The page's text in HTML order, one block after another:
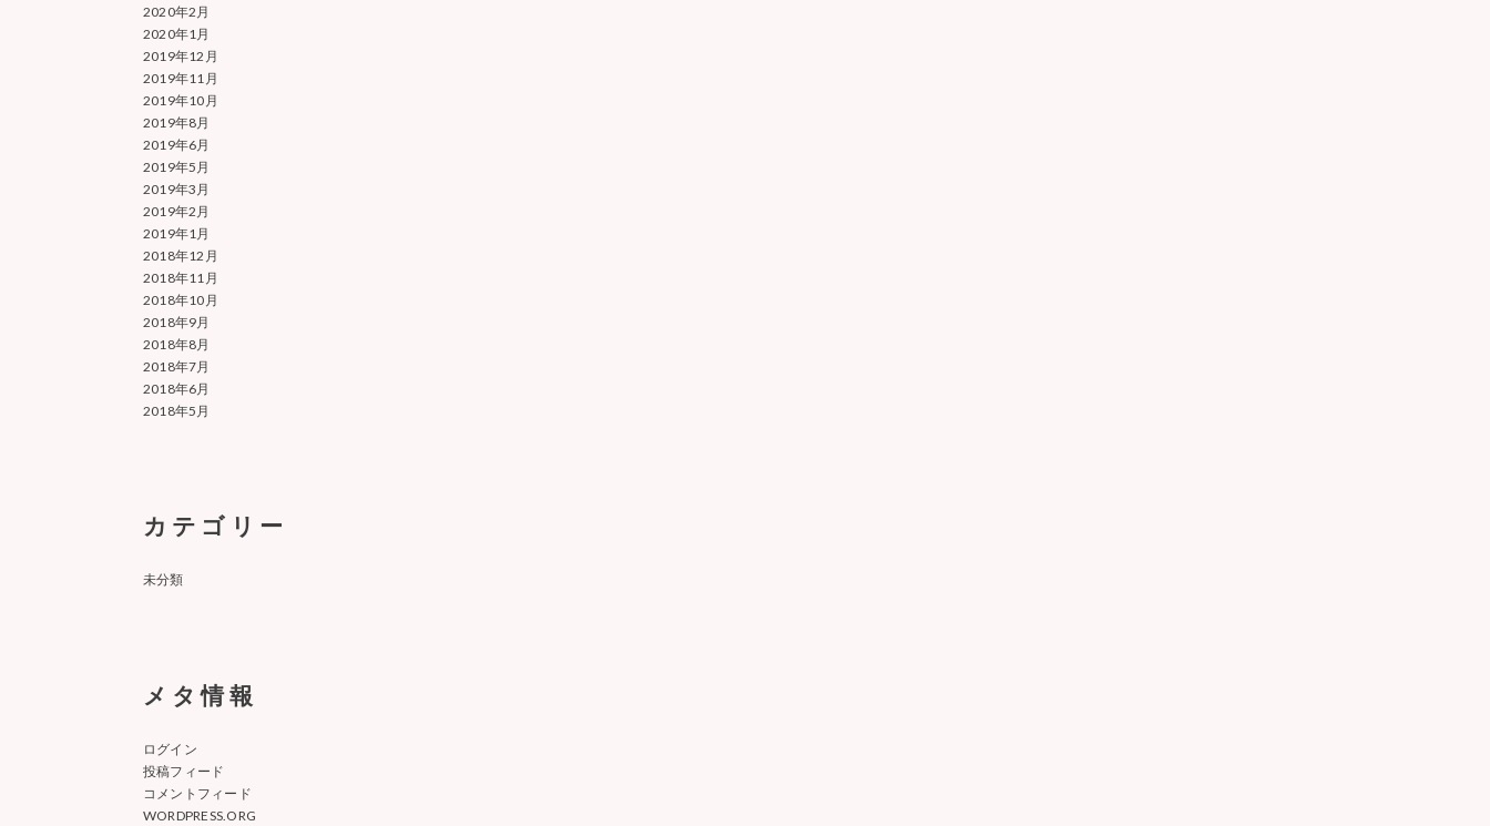
2020年2月
2020年1月
2019年12月
2019年11月
2019年10月
2019年8月
2019年6月
2019年5月
2019年3月
2019年2月
2019年1月
2018年12月
2018年11月
2018年10月
2018年9月
2018年8月
2018年7月
2018年6月
2018年5月
カテゴリー
未分類
メタ情報
ログイン
投稿フィード
コメントフィード
WORDPRESS.ORG